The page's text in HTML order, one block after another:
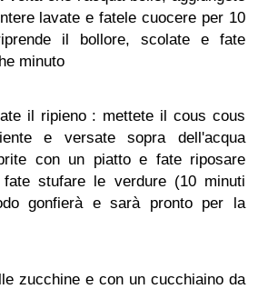
lavate e fatele cuocere per 10
il bollore, scolate e fate
minuto
il ripieno : mettete il cous cous
e versate sopra dell'acqua
con un piatto e fate riposare
stufare le verdure (10 minuti
gonfierà e sarà pronto per la
zucchine e con un cucchiaino da